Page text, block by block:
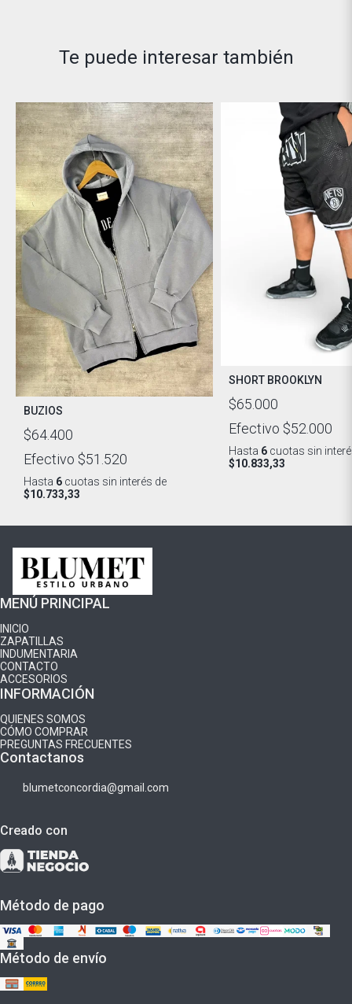
Te puede interesar también
BUZIOS
$64.400
Efectivo $51.520
Hasta 6 cuotas sin interés de
$10.733,33
SHORT BROOKLYN
$65.000
Efectivo $52.000
Hasta 6 cuotas sin
$10.833,33
MENÚ PRINCIPAL
INICIO
ZAPATILLAS
INDUMENTARIA
CONTACTO
ACCESORIOS
INFORMACIÓN
QUIENES SOMOS
CÓMO COMPRAR
PREGUNTAS FRECUENTES
Contactanos
blumetconcordia@gmail.com
Creado con
Método de pago
Método de envío